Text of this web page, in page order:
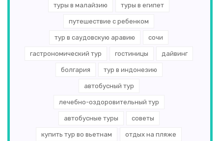
туры в малайзию туры в египет
путешествие с ребенком
тур в саудовскую аравию сочи
гастрономический тур гостиницы дайвинг
болгария тур в индонезию
автобусный тур
лечебно-оздоровительный тур
автобусные туры советы
купить тур во вьетнам отдых на пляже